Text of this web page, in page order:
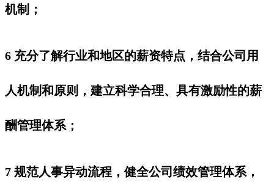
机制；
6 充分了解行业和地区的薪资特点，结合公司用
人机制和原则，建立科学合理、具有激励性的薪
酬管理体系；
7 规范人事异动流程，健全公司绩效管理体系，